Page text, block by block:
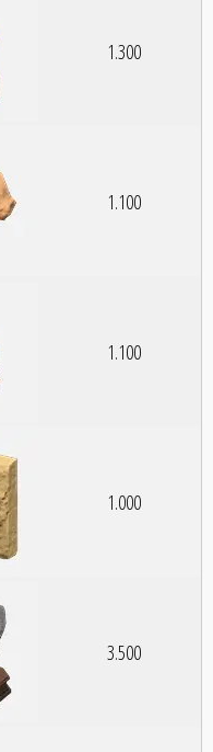
1.300
1.100
1.100
1.000
3.500